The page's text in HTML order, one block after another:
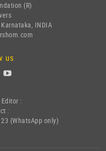
(R)
INDIA
us
:
:
(WhatsApp only)